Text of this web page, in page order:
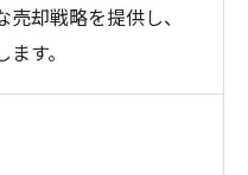
却戦略を提供し、
す。